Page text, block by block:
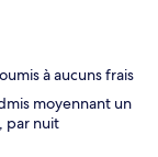
à aucuns frais
moyennant un
par nuit